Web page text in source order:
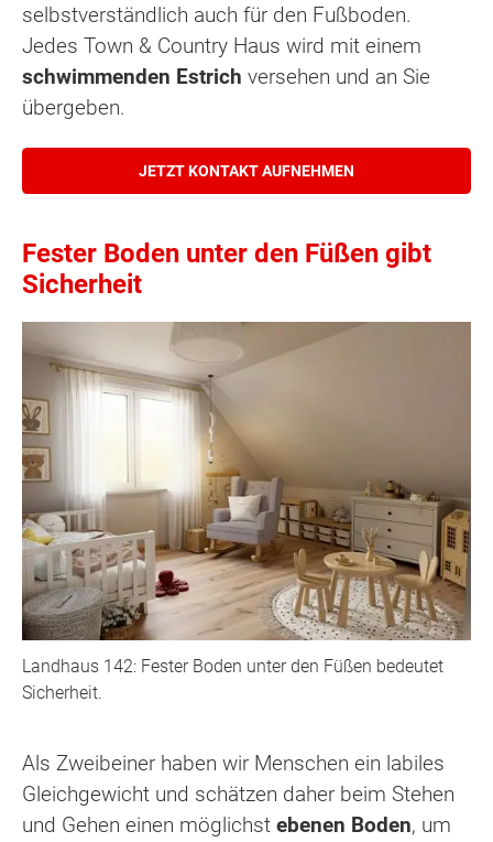
selbstverständlich auch für den Fußboden.
Jedes Town & Country Haus wird mit einem
schwimmenden Estrich versehen und an Sie
übergeben.
JETZT KONTAKT AUFNEHMEN
Fester Boden unter den Füßen gibt
Sicherheit
Landhaus 142: Fester Boden unter den Füßen bedeutet
Sicherheit.
Als Zweibeiner haben wir Menschen ein labiles
Gleichgewicht und schätzen daher beim Stehen
und Gehen einen möglichst ebenen Boden, um